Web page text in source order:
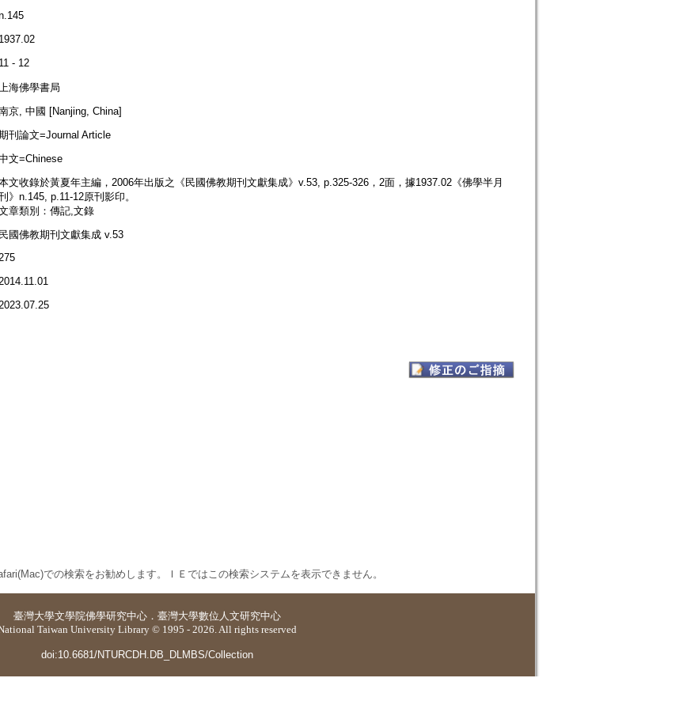
1937.02
11 - 12
海佛學書局
京, 中國 [Nanjing, China]
刊論文=Journal Article
文=Chinese
文收錄於黃夏年主編，2006年出版之《民國佛教期刊文獻集成》v.53, p.325-326，2面，據1937.02《佛學半月
》n.145, p.11-12原刊影印。
章類別：傳記,文錄
民國佛教期刊文獻集成 v.53
での検索をお勧めします。ＩＥではこの検索システムを表示できません。
臺灣大學文學院佛學研究中心 ． 臺灣大學數位人文研究中心
Taiwan University Library © 1995 - 2026. All rights reserved
doi:10.6681/NTURCDH.DB_DLMBS/Collection